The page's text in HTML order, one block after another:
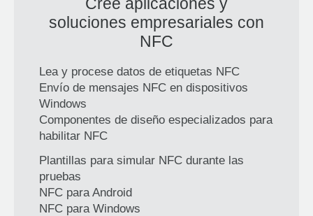
Cree aplicaciones y
soluciones empresariales con
NFC
Lea y procese datos de etiquetas NFC
Envío de mensajes NFC en dispositivos
Windows
Componentes de diseño especializados para
habilitar NFC
Plantillas para simular NFC durante las
pruebas
NFC para Android
NFC para Windows